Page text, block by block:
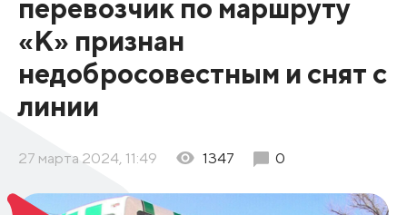
перевозчик по маршруту
«К» признан
недобросовестным и снят с
линии
27 марта 2024, 11:49 1347 0